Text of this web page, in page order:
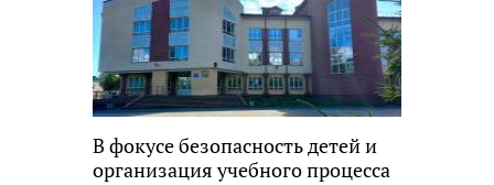
В фокусе безопасность детей и
организация учебного процесса